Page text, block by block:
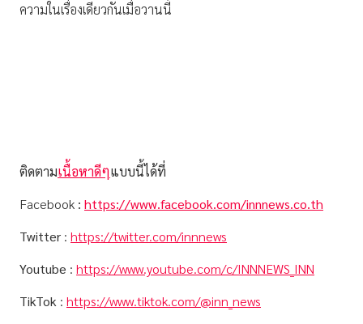
ความในเรื่องเดียวกันเมื่อวานนี้
ติดตามเนื้อหาดีๆแบบนี้ได้ที่
Facebook : https://www.facebook.com/innnews.co.th
Twitter : https://twitter.com/innnews
Youtube : https://www.youtube.com/c/INNNEWS_INN
TikTok : https://www.tiktok.com/@inn_news